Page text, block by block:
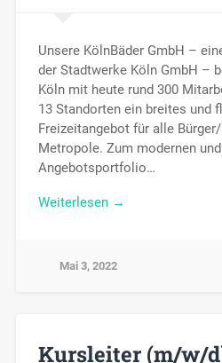
Unsere KölnBäder GmbH –
der Stadtwerke Köln GmbH –
Köln mit heute rund 300
13 Standorten ein breites und
Freizeitangebot für alle
Metropole. Zum modernen
Angebotsportfolio…
Weiterlesen →
Mai 3, 2022
Kursleiter (m/w/